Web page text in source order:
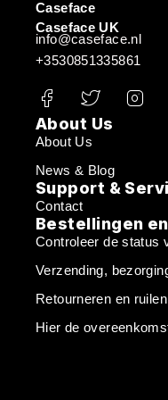
Caseface
Caseface UK
info@caseface.nl
+3530851335861
About Us
About Us
News & Blog
Support &
Contact
Bestellingen
Controleer de status
Verzending,
Retourneren en ruilen
Hier de